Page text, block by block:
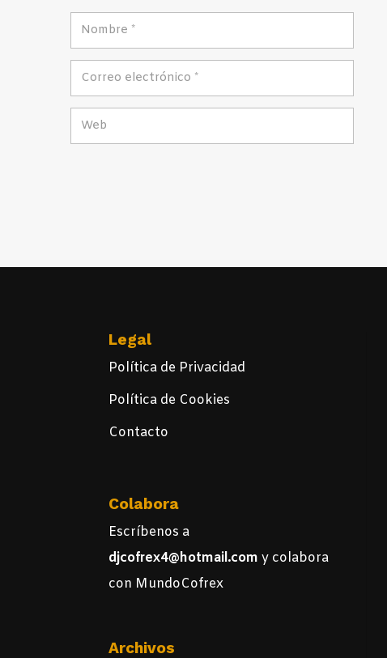
Legal
Política de Privacidad
Política de Cookies
Contacto
Colabora
Escríbenos a
djcofrex4@hotmail.comy colabora
con MundoCofrex
Archivos